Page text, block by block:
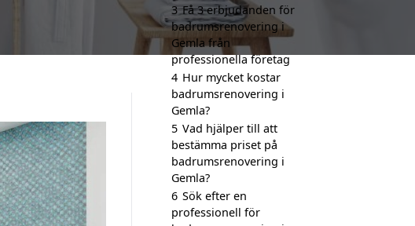
3 Få 3 erbjudanden för
badrumsrenovering i
Gemla från
professionella företag
4 Hur mycket kostar
badrumsrenovering i
Gemla?
5 Vad hjälper till att
bestämma priset på
badrumsrenovering i
Gemla?
6 Sök efter en
professionell för